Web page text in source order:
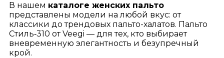
В нашем каталоге женских пальто
представлены модели на любой вкус: от
классики до трендовых пальто-халатов. Пальто
Стиль‑310 от Veegi — для тех, кто выбирает
вневременную элегантность и безупречный
крой.